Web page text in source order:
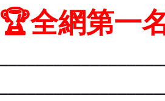
🏆️全網第一